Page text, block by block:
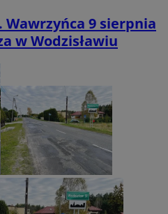
Wawrzyńca 9 sierpnia
w Wodzisławiu